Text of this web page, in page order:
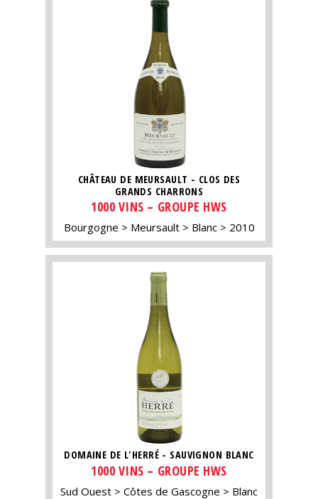
CHÂTEAU DE MEURSAULT - CLOS DES
GRANDS CHARRONS
1000 VINS – GROUPE HWS
Bourgogne Meursault Blanc 2010
DOMAINE DE L'HERRÉ - SAUVIGNON BLANC
1000 VINS – GROUPE HWS
Sud Ouest Côtes de Gascogne
Blanc